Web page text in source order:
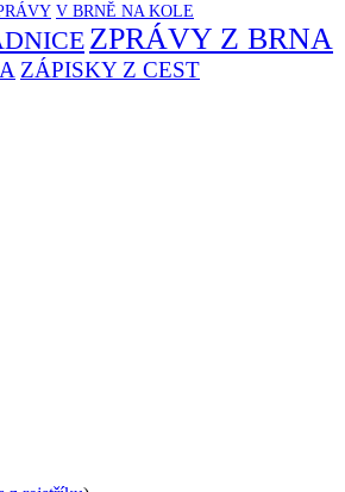
V BRNĚ NA KOLE
ZPRÁVY Z BRNA
ZÁPISKY Z CEST